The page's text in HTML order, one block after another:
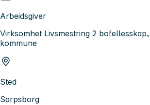
Arbeidsgiver
Virksomhet Livsmestring 2
kommune
Sted
Sarpsborg